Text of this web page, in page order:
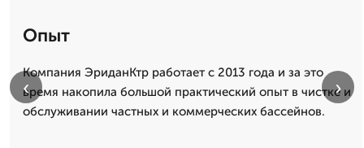
Опыт
Компания ЭриданКтр работает с 2013 года и за это
время накопила большой практический опыт в чистке и
обслуживании частных и коммерческих бассейнов.
‹ ›